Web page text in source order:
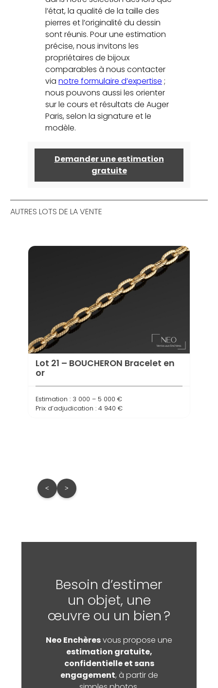
l’état, la qualité de la taille des
pierres et l’originalité du dessin
sont réunis. Pour une estimation
précise, nous invitons les
propriétaires de bijoux
comparables à nous contacter
vianotre formulaire d’expertise ;
nous pouvons aussi les orienter
sur le cours et résultats de Auger
Paris, selon la signature et le
modèle.
Demander une estimation
gratuite
AUTRES LOTS DE LA VENTE
Lot 21 – BOUCHERON Bracelet en
or
Estimation : 3 000 – 5 000 €
Prix d’adjudication : 4 940 €
< >
Besoin d’estimer
un objet, une
œuvre ou un bien ?
Neo Enchèresvous propose une
estimation gratuite,
confidentielle et sans
engagement, à partir de